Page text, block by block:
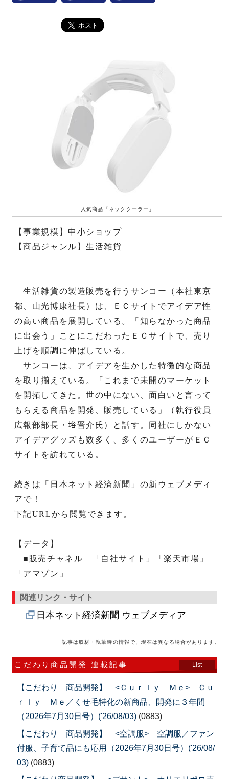
人気商品「ネッククーラー」
【事業規模】中小ショップ
【商品ジャンル】生活雑貨
生活雑貨の製造販売を行うサンコー（本社東京
都、山光博康社長）は、ＥＣサイトでアイデア性
の高い商品を展開している。「知らなかった商品
に出会う」ことにこだわったＥＣサイトで、売り
上げを順調に伸ばしている。
サンコーは、アイデアを生かした特徴的な商品
を取り揃えている。「これまで未開のマーケット
を開拓してきた。世の中にない、面白いと言って
もらえる商品を開発、販売している」（執行役員
広報部部長・﨏晋介氏）と話す。同社にしかない
アイデアグッズも数多く、多くのユーザーがＥＣ
サイトを訪れている。
続きは「日本ネット経済新聞」の新ウェブメディ
アで！
下記URLから閲覧できます。
【データ】
■販売チャネル 「自社サイト」「楽天市場」
「アマゾン」
関連リンク・サイト
日本ネット経済新聞 ウェブメディア
記事は取材・執筆時の情報で、現在は異なる場合があります。
こだわり商品開発 連載記事 List
【こだわり 商品開発】 <Ｃｕｒｌｙ Ｍｅ> Ｃｕ
ｒｌｙ Ｍｅ／くせ毛特化の新商品、開発に３年間
（2026年7月30日号）('26/08/03) (0883)
【こだわり 商品開発】 <空調服> 空調服／ファン
付服、子育て品にも応用（2026年7月30日号）('26/08/
03) (0883)